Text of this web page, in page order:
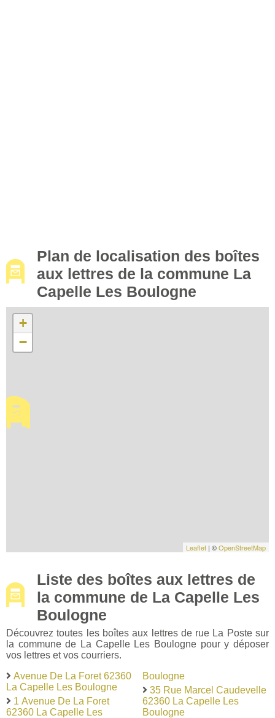
Plan de localisation des boîtes
aux lettres de la commune La
Capelle Les Boulogne
+
−
Leaflet | ©OpenStreetMap
Liste des boîtes aux lettres de
la commune de La Capelle Les
Boulogne
Découvrez toutes les boîtes aux lettres de rue La Poste sur
la commune de La Capelle Les Boulogne pour y déposer
vos lettres et vos courriers.
Avenue De La Foret 62360
La Capelle Les Boulogne
1 Avenue De La Foret
62360 La Capelle Les
Boulogne
35 Rue Marcel Caudevelle
62360 La Capelle Les
Boulogne